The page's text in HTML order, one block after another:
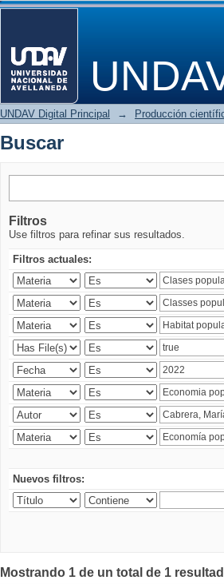
Buscar
UNDAV Digital Principal → Producción
Buscar
Filtros
Use filtros para refinar sus resultados.
Filtros actuales:
Nuevos filtros:
Mostrando 1 de un total de 1